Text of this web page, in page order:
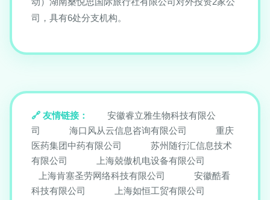
司，具有6处分支机构。
友情链接：
安徽睿立雅生物科技有限公
司
海口风从云信息咨询有限公司
重庆
医药集团中药有限公司
苏州随行汇信息技术
有限公司
上海兢傲机电设备有限公司
上海肯塞圣劳网络科技有限公司
安徽酷看
科技有限公司
上海如恒工贸有限公司